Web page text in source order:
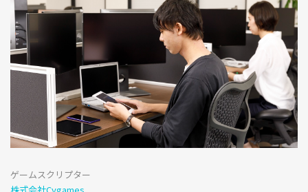
ゲームスクリプター